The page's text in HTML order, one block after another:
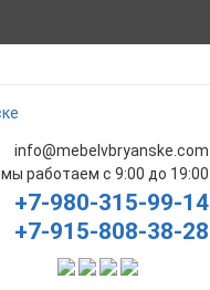
info@mebelvbryanske.com
мы работаем с 9:00 до 19:00
+7-980-315-99-14
+7-915-808-38-28